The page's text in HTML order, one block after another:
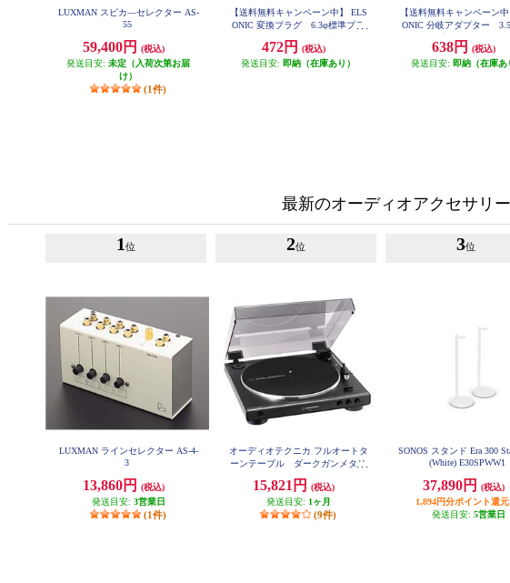
LUXMAN スピカ―セレクター AS-
55
59,400円
(税込)
発送目安: 未定（入荷次第お届
け）
(1件)
【送料無料キャンペーン中】 ELS
ONIC 変換プラグ 6.3φ標準プラ
AV101M
472円
(税込)
発送目安: 即納（在庫あり）
【送料無料キャンペーン
ONIC 分岐アダプター
ャックX2へ分岐 EFP-
638円
(税込)
発送目安: 即納（在庫あ
最新のオーディオアクセサリ
1 位
LUXMAN ラインセレクター AS-4-
3
13,860円
(税込)
発送目安: 3営業日
(1件)
2位
オーディオテクニカ フルオートタ
ーンテーブル ダークガンメタリ
15,821円
(税込)
発送目安: 1ヶ月
(9件)
3位
SONOS スタンド Era 300
(White) E30SPWW1
37,890円
(税込)
1,894円分ポイント還元
発送目安: 5営業日